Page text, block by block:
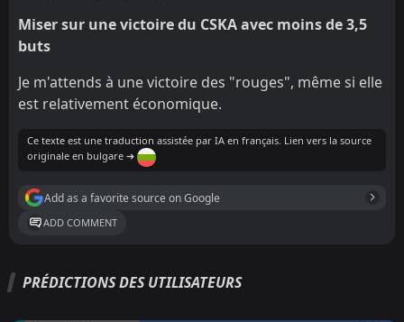
Miser sur une victoire du CSKA avec moins de 3,5
buts
Je m'attends à une victoire des "rouges", même si elle
est relativement économique.
Ce texte est une traduction assistée par IA en français. Lien vers la source
originale en bulgare ➔
Add as a favorite source on Google
ADD COMMENT
PRÉDICTIONS DES UTILISATEURS